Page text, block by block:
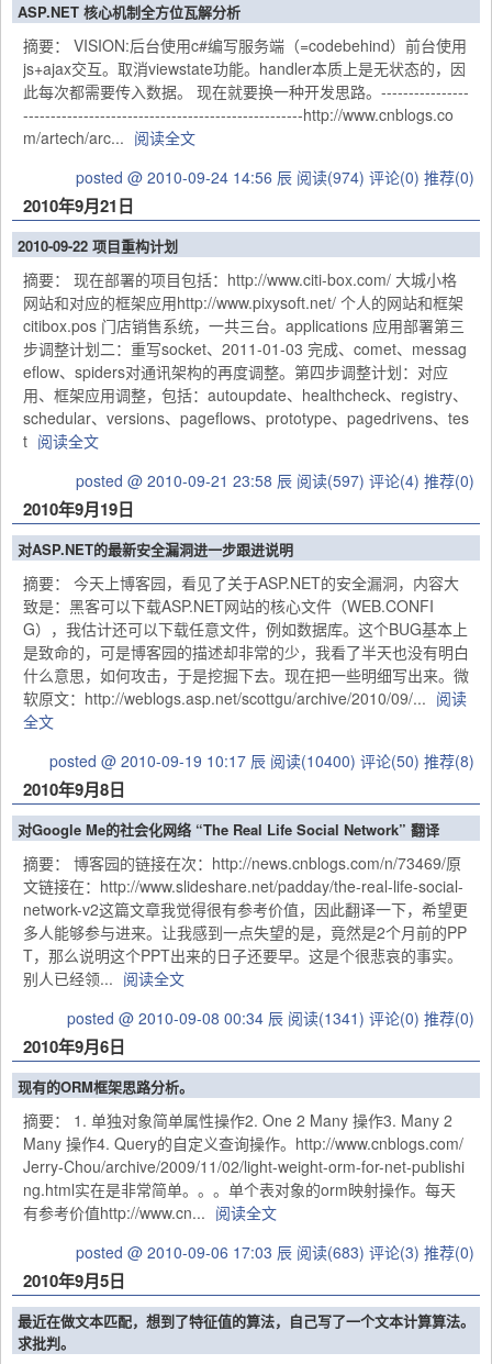
ASP.NET 核心机制全方位瓦解分析
摘要： VISION:后台使用c#编写服务端（=codebehind）前台使用
js+ajax交互。取消viewstate功能。handler本质上是无状态的，因
此每次都需要传入数据。 现在就要换一种开发思路。----------------
---------------------------------------------------http://www.cnblogs.co
m/artech/arc... 阅读全文
posted @ 2010-09-24 14:56 辰 阅读(974) 评论(0) 推荐(0)
2010年9月21日
2010-09-22 项目重构计划
摘要： 现在部署的项目包括：http://www.citi-box.com/ 大城小格
网站和对应的框架应用http://www.pixysoft.net/ 个人的网站和框架
citibox.pos 门店销售系统，一共三台。applications 应用部署第三
步调整计划二：重写socket、2011-01-03 完成、comet、messag
eflow、spiders对通讯架构的再度调整。第四步调整计划：对应
用、框架应用调整，包括：autoupdate、healthcheck、registry、
schedular、versions、pageflows、prototype、pagedrivens、tes
t 阅读全文
posted @ 2010-09-21 23:58 辰 阅读(597) 评论(4) 推荐(0)
2010年9月19日
对ASP.NET的最新安全漏洞进一步跟进说明
摘要： 今天上博客园，看见了关于ASP.NET的安全漏洞，内容大
致是：黑客可以下载ASP.NET网站的核心文件（WEB.CONFI
G），我估计还可以下载任意文件，例如数据库。这个BUG基本上
是致命的，可是博客园的描述却非常的少，我看了半天也没有明白
什么意思，如何攻击，于是挖掘下去。现在把一些明细写出来。微
软原文：http://weblogs.asp.net/scottgu/archive/2010/09/... 阅读
全文
posted @ 2010-09-19 10:17 辰 阅读(10400) 评论(50) 推荐(8)
2010年9月8日
对Google Me的社会化网络 “The Real Life Social Network” 翻译
摘要： 博客园的链接在次：http://news.cnblogs.com/n/73469/原
文链接在：http://www.slideshare.net/padday/the-real-life-social-
network-v2这篇文章我觉得很有参考价值，因此翻译一下，希望更
多人能够参与进来。让我感到一点失望的是，竟然是2个月前的PP
T，那么说明这个PPT出来的日子还要早。这是个很悲哀的事实。
别人已经领... 阅读全文
posted @ 2010-09-08 00:34 辰 阅读(1341) 评论(0) 推荐(0)
2010年9月6日
现有的ORM框架思路分析。
摘要： 1. 单独对象简单属性操作2. One 2 Many 操作3. Many 2
Many 操作4. Query的自定义查询操作。http://www.cnblogs.com/
Jerry-Chou/archive/2009/11/02/light-weight-orm-for-net-publishi
ng.html实在是非常简单。。。单个表对象的orm映射操作。每天
有参考价值http://www.cn... 阅读全文
posted @ 2010-09-06 17:03 辰 阅读(683) 评论(3) 推荐(0)
2010年9月5日
最近在做文本匹配，想到了特征值的算法，自己写了一个文本计算算法。
求批判。